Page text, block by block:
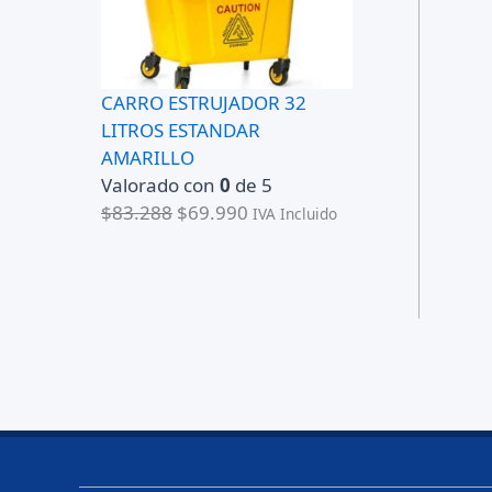
CARRO ESTRUJADOR 32
LITROS ESTANDAR
AMARILLO
Valorado con 0 de 5
$83.288 E
o
i
$69.990 E
a
t
IVA Incluido